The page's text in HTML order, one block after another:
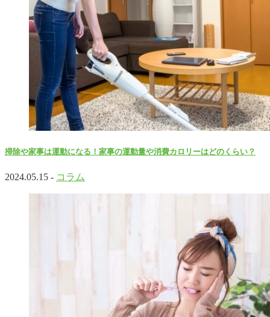
掃除や家事は運動になる！家事の運動量や消費カロリーはどのくらい？
2024.05.15 - コラム